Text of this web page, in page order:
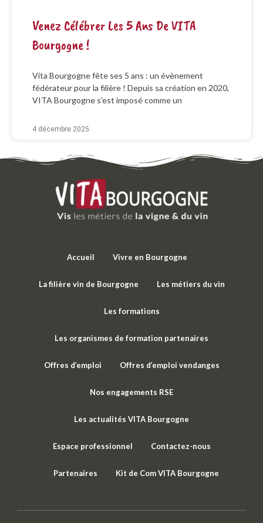
Venez Célébrer Les 5 Ans De VITA
Bourgogne !
Vita Bourgogne fête ses 5 ans : un évènement
fédérateur pour la filière ! Depuis sa création en 2020,
VITA Bourgogne s’est imposé comme un
4 décembre 2025
Accueil Vivre en Bourgogne
La filière vin de Bourgogne Les métiers du vin
Les formations
Les organismes de formation partenaires
Offres d’emploi Offres d’emploi vendanges
Nos engagements RSE
Les actualités VITA Bourgogne
Espace professionnel Contactez-nous
Partenaires Kit de Com VITA Bourgogne